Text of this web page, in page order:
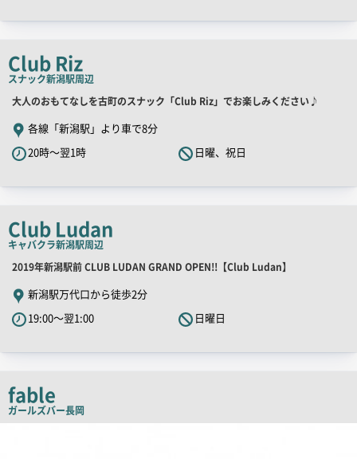
ピ
ー
Club Riz
スナック新潟駅周辺
店
舗
PR
キ
コ
ピ
ー
大人のおもてなしを古町のスナック「Club Riz」でお楽しみください♪
各線「新潟駅」より車で8分
20時～翌1時
日曜、祝日
Club Ludan
キャバクラ新潟駅周辺
店
舗
PR
キ
コ
ピ
2019年新潟駅前 CLUB LUDAN GRAND OPEN!!【Club Ludan】
新潟駅万代口から徒歩2分
19:00～翌1:00
日曜日
fable
ガールズバー長岡
店